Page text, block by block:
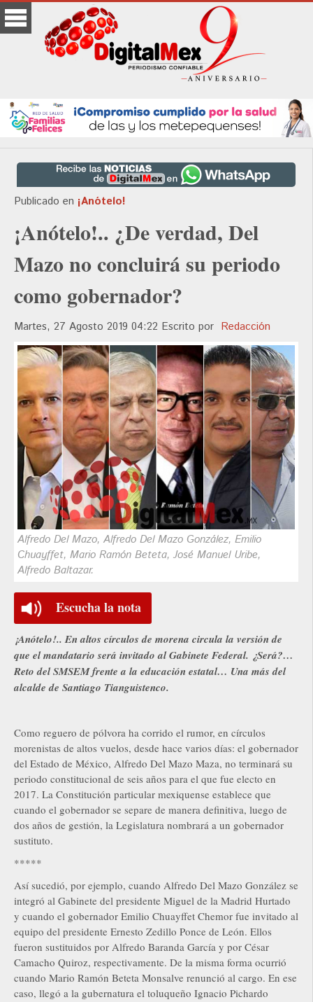
Publicado en ¡Anótelo!
¡Anótelo!.. ¿De verdad, Del
Mazo no concluirá su periodo
como gobernador?
Martes, 27 Agosto 2019 04:22 Escrito por Redacción
Alfredo Del Mazo, Alfredo Del Mazo González, Emilio
Chuayffet, Mario Ramón Beteta, José Manuel Uribe,
Alfredo Baltazar.
Escucha la nota
¡Anótelo!.. En altos círculos de morena circula la versión de
que el mandatario será invitado al Gabinete Federal. ¿Será?…
Reto del SMSEM frente a la educación estatal… Una más del
alcalde de Santiago Tianguistenco.
Como reguero de pólvora ha corrido el rumor, en círculos
morenistas de altos vuelos, desde hace varios días: el gobernador
del Estado de México, Alfredo Del Mazo Maza, no terminará su
periodo constitucional de seis años para el que fue electo en
2017. La Constitución particular mexiquense establece que
cuando el gobernador se separe de manera definitiva, luego de
dos años de gestión, la Legislatura nombrará a un gobernador
sustituto.
*****
Así sucedió, por ejemplo, cuando Alfredo Del Mazo González se
integró al Gabinete del presidente Miguel de la Madrid Hurtado
y cuando el gobernador Emilio Chuayffet Chemor fue invitado al
equipo del presidente Ernesto Zedillo Ponce de León. Ellos
fueron sustituidos por Alfredo Baranda García y por César
Camacho Quiroz, respectivamente. De la misma forma ocurrió
cuando Mario Ramón Beteta Monsalve renunció al cargo. En ese
caso, llegó a la gubernatura el toluqueño Ignacio Pichardo